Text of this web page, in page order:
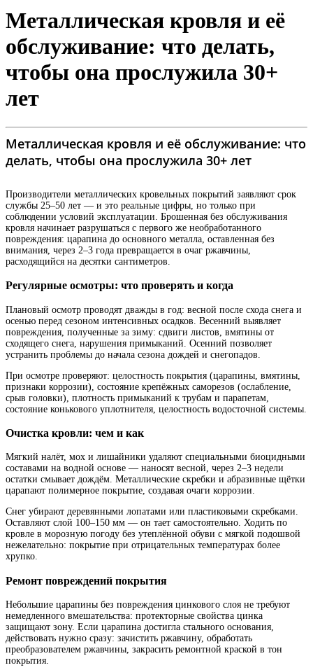
Металлическая кровля и её
обслуживание: что делать,
чтобы она прослужила 30+
лет
Металлическая кровля и её обслуживание: что
делать, чтобы она прослужила 30+ лет
Производители металлических кровельных покрытий заявляют срок
службы 25–50 лет — и это реальные цифры, но только при
соблюдении условий эксплуатации. Брошенная без обслуживания
кровля начинает разрушаться с первого же необработанного
повреждения: царапина до основного металла, оставленная без
внимания, через 2–3 года превращается в очаг ржавчины,
расходящийся на десятки сантиметров.
Регулярные осмотры: что проверять и когда
Плановый осмотр проводят дважды в год: весной после схода снега и
осенью перед сезоном интенсивных осадков. Весенний выявляет
повреждения, полученные за зиму: сдвиги листов, вмятины от
сходящего снега, нарушения примыканий. Осенний позволяет
устранить проблемы до начала сезона дождей и снегопадов.
При осмотре проверяют: целостность покрытия (царапины, вмятины,
признаки коррозии), состояние крепёжных саморезов (ослабление,
срыв головки), плотность примыканий к трубам и парапетам,
состояние конькового уплотнителя, целостность водосточной системы.
Очистка кровли: чем и как
Мягкий налёт, мох и лишайники удаляют специальными биоцидными
составами на водной основе — наносят весной, через 2–3 недели
остатки смывает дождём. Металлические скребки и абразивные щётки
царапают полимерное покрытие, создавая очаги коррозии.
Снег убирают деревянными лопатами или пластиковыми скребками.
Оставляют слой 100–150 мм — он тает самостоятельно. Ходить по
кровле в морозную погоду без утеплённой обуви с мягкой подошвой
нежелательно: покрытие при отрицательных температурах более
хрупко.
Ремонт повреждений покрытия
Небольшие царапины без повреждения цинкового слоя не требуют
немедленного вмешательства: протекторные свойства цинка
защищают зону. Если царапина достигла стального основания,
действовать нужно сразу: зачистить ржавчину, обработать
преобразователем ржавчины, закрасить ремонтной краской в тон
покрытия.